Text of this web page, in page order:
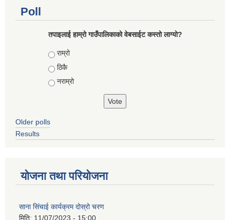
Poll
तपाइलाई हाम्रो गाउँपालिकाको वेबसाईट कस्तो लाग्यो?
Choices
राम्रो
ठिकै
नराम्रो
Older polls
Results
योजना तथा परियोजना
साना सिंचाई कार्यक्रम दोस्रो चरण
मिति: 11/07/2023 - 15:00